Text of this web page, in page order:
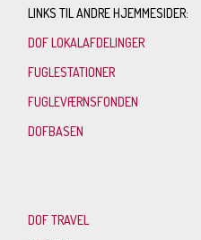
LINKS TIL ANDRE HJEMMESIDER:
DOF LOKALAFDELINGER
FUGLESTATIONER
FUGLEVÆRNSFONDEN
DOFBASEN
DOF TRAVEL